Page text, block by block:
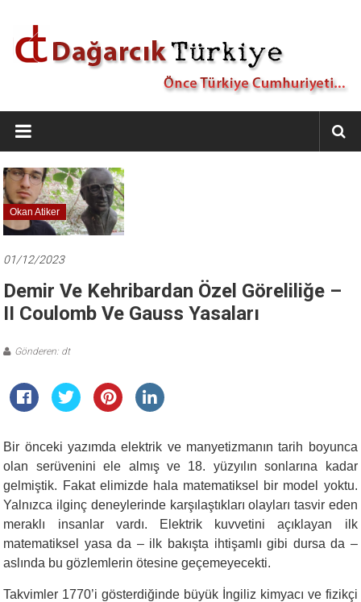
Dağarcık
Türkiye
Önce
Türkiye
Cumhuriyeti…
Okan Atiker
01/12/2023
Demir Ve Kehribardan Özel Göreliliğe –
II Coulomb Ve Gauss Yasaları
Gönderen: dt
Bir önceki yazımda elektrik ve manyetizmanın tarih boyunca
olan serüvenini ele almış ve 18. yüzyılın sonlarına kadar
gelmiştik. Fakat elimizde hala matematiksel bir model yoktu.
Yalnızca ilginç deneylerinde karşılaştıkları olayları tasvir eden
meraklı insanlar vardı. Elektrik kuvvetini açıklayan ilk
matematiksel yasa da – ilk bakışta ihtişamlı gibi dursa da –
aslında bu gözlemlerin ötesine geçemeyecekti.
Takvimler 1770’i gösterdiğinde büyük İngiliz kimyacı ve fizikçi